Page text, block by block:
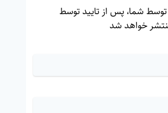
شما، پس از تایید توسط
خواهد شد